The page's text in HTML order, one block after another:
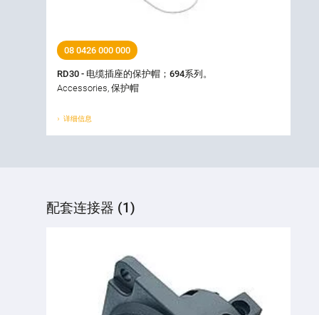
08 0426 000 000
RD30 - 电缆插座的保护帽；694系列。
Accessories, 保护帽
详细信息
配套连接器 (1)